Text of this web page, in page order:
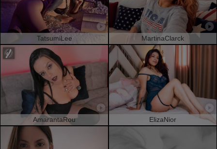
TatsumiLee MartinaClarck
AmarantaRou ElizaNior